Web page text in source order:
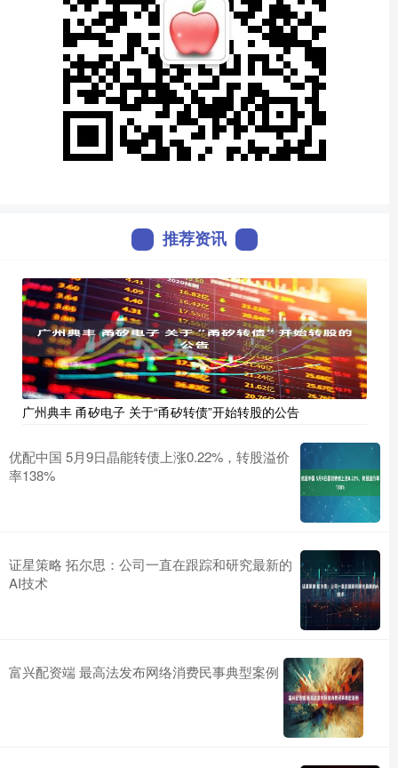
推荐资讯
广州典丰 甬矽电子 关于“甬矽转债”开始转股的公告
优配中国 5月9日晶能转债上涨0.22%，转股溢价
率138%
证星策略 拓尔思：公司一直在跟踪和研究最新的
AI技术
富兴配资端 最高法发布网络消费民事典型案例